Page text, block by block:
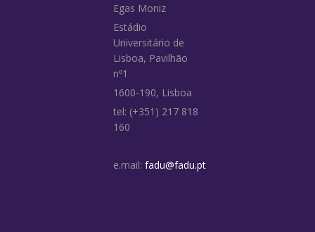
Egas Moniz
Estádio
Universitário de
Lisboa, Pavilhão
nº1
1600-190, Lisboa
tel: (+351) 217 818
160
e.mail: fadu@fadu.pt